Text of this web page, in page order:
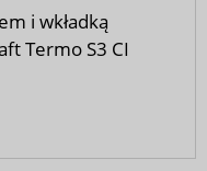
i wkładką
Termo S3 CI